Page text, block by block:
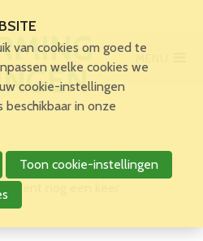
bijeenkomsten gepubliceerd.
nog een keer.
Menu
patiënten en zorgverleners
Verpleegkundigen
VBZV Helpcenter
van cookies om goed te
welke cookies we
cookie-instellingen
in onze
Toon cookie-instellingen